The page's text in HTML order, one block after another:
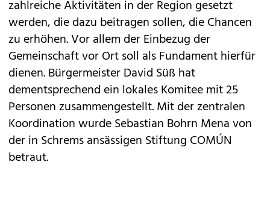
zahlreiche Aktivitäten in der Region gesetzt
werden, die dazu beitragen sollen, die Chancen
zu erhöhen. Vor allem der Einbezug der
Gemeinschaft vor Ort soll als Fundament hierfür
dienen. Bürgermeister David Süß hat
dementsprechend ein lokales Komitee mit 25
Personen zusammengestellt. Mit der zentralen
Koordination wurde Sebastian Bohrn Mena von
der in Schrems ansässigen Stiftung COMÚN
betraut.